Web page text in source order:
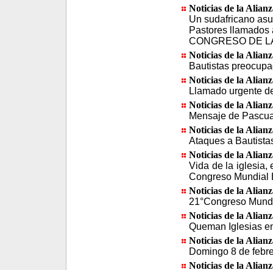
Noticias de la
Un sudafricano
Pastores
CONGRESO DE
Noticias de la
Bautistas
Noticias de la
Llamado urgente
Noticias de la
Mensaje de
Noticias de la
Ataques a
Noticias de la
Vida de la iglesia,
Congreso Mundial
Noticias de la
21°Congreso
Noticias de la
Queman Iglesias
Noticias de la
Domingo 8 de
Noticias de la